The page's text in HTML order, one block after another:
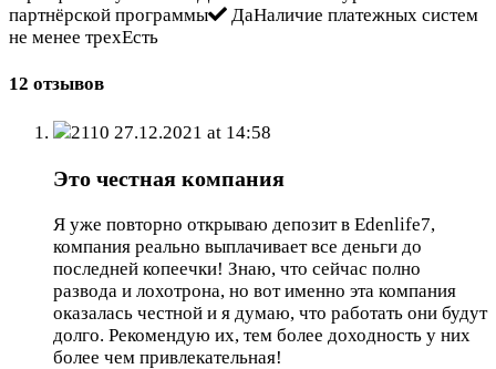
партнёрской программы
ДаНаличие платежных систем
не менее трехЕсть
12 отзывов
2110 27.12.2021 at 14:58
Это честная компания
Я уже повторно открываю депозит в Edenlife7,
компания реально выплачивает все деньги до
последней копеечки! Знаю, что сейчас полно
развода и лохотрона, но вот именно эта компания
оказалась честной и я думаю, что работать они будут
долго. Рекомендую их, тем более доходность у них
более чем привлекательная!